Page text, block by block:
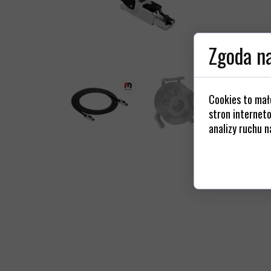
Złącza /
Zgoda
Cookies to
stron
analizy ruchu